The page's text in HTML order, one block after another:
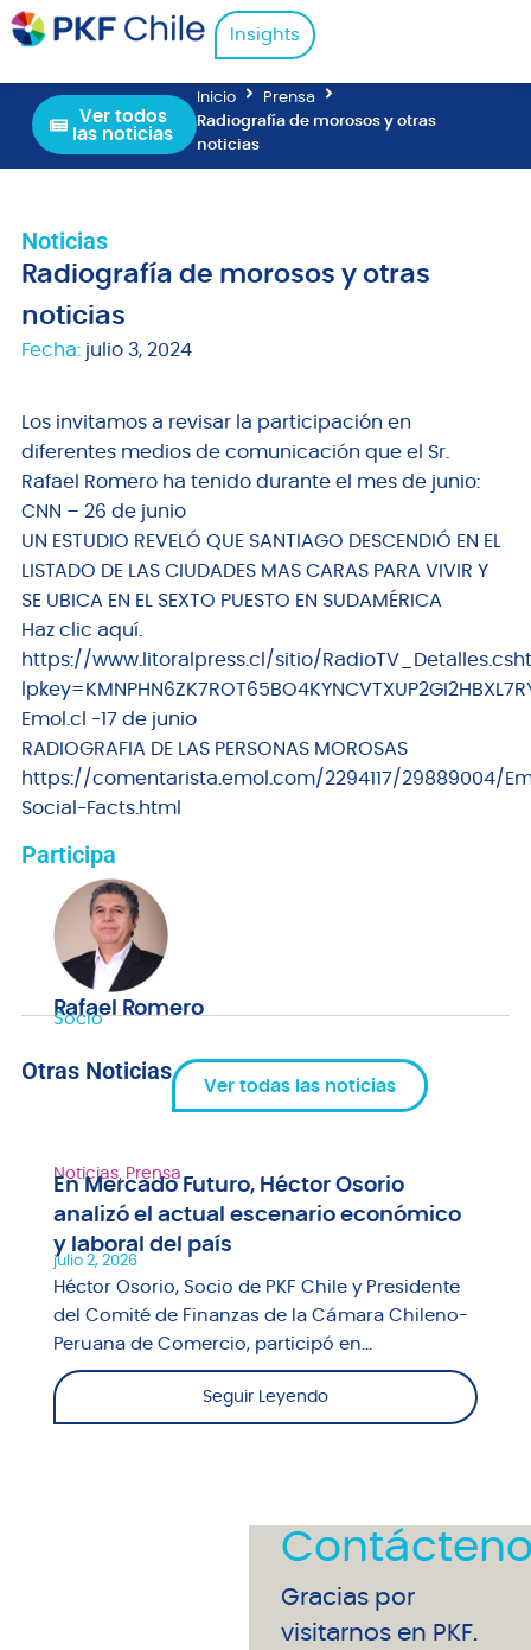
Insights
Ver todos
las noticias
Inicio
Prensa
Radiografía de morosos y otras
noticias
Noticias
Radiografía de morosos y otras
noticias
Fecha: julio 3, 2024
Los invitamos a revisar la participación en
diferentes medios de comunicación que el Sr.
Rafael Romero ha tenido durante el mes de junio:
CNN – 26 de junio
UN ESTUDIO REVELÓ QUE SANTIAGO DESCENDIÓ EN EL
LISTADO DE LAS CIUDADES MAS CARAS PARA VIVIR Y
SE UBICA EN EL SEXTO PUESTO EN SUDAMÉRICA
Haz clic aquí.
https://www.litoralpress.cl/sitio/
Emol.cl -17 de junio
RADIOGRAFIA DE LAS PERSONAS MOROSAS
https://comentarista.emol.com/2294117/29889004/
Social-Facts.html
Participa
Rafael Romero
Socio
Otras Noticias
Ver todas las noticias
Noticias, Prensa
En Mercado Futuro, Héctor Osorio
analizó el actual escenario económico
y laboral del país
julio 2, 2026
Héctor Osorio, Socio de PKF Chile y Presidente
del Comité de Finanzas de la Cámara Chileno-
Peruana de Comercio, participó en...
Seguir Leyendo
Gracias por
visitarnos en PKF.